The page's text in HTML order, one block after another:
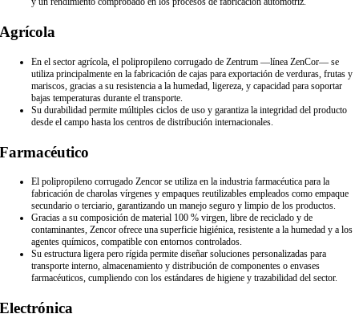
Agrícola
En el sector agrícola, el polipropileno corrugado de Zentrum —línea ZenCor— se
utiliza principalmente en la fabricación de cajas para exportación de verduras, frutas y
mariscos, gracias a su resistencia a la humedad, ligereza, y capacidad para soportar
bajas temperaturas durante el transporte.
Su durabilidad permite múltiples ciclos de uso y garantiza la integridad del producto
desde el campo hasta los centros de distribución internacionales.
Farmacéutico
El polipropileno corrugado Zencor se utiliza en la industria farmacéutica para la
fabricación de charolas vírgenes y empaques reutilizables empleados como empaque
secundario o terciario, garantizando un manejo seguro y limpio de los productos.
Gracias a su composición de material 100 % virgen, libre de reciclado y de
contaminantes, Zencor ofrece una superficie higiénica, resistente a la humedad y a los
agentes químicos, compatible con entornos controlados.
Su estructura ligera pero rígida permite diseñar soluciones personalizadas para
transporte interno, almacenamiento y distribución de componentes o envases
farmacéuticos, cumpliendo con los estándares de higiene y trazabilidad del sector.
Electrónica